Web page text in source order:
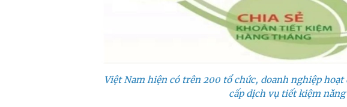
Việt Nam hiện có trên 200 tổ chức, doanh nghiệp
cấp dịch vụ tiết kiệm